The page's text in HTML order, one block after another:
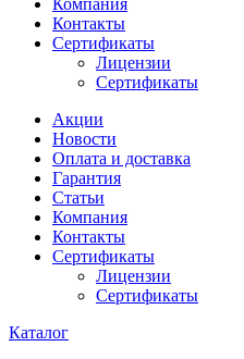
Компания
Контакты
Сертификаты
Лицензии
Сертификаты
Акции
Новости
Оплата и доставка
Гарантия
Статьи
Компания
Контакты
Сертификаты
Лицензии
Сертификаты
Каталог